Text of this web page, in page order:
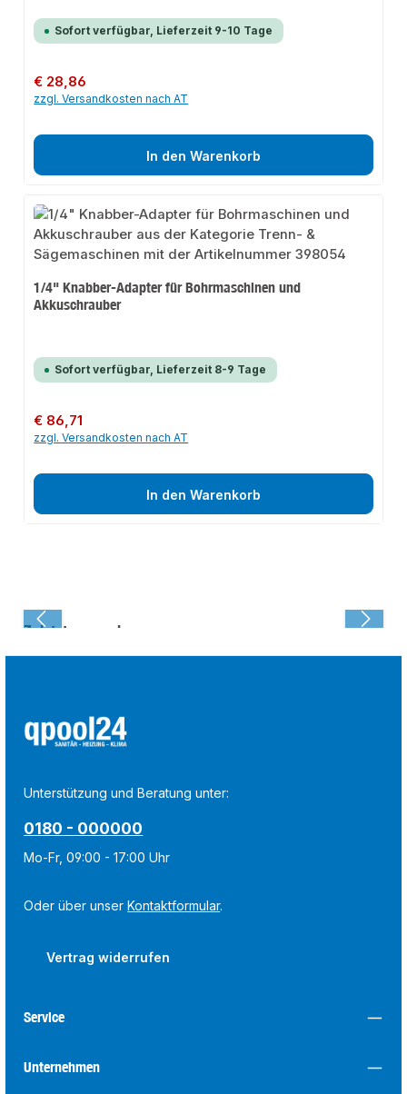
Sofort verfügbar, Lieferzeit 9-10 Tage
Regulärer Preis:
€ 28,86
zzgl. Versandkosten nach AT
In den Warenkorb
1/4" Knabber-Adapter für Bohrmaschinen und
Akkuschrauber
Sofort verfügbar, Lieferzeit 8-9 Tage
Regulärer Preis:
€ 86,71
zzgl. Versandkosten nach AT
In den Warenkorb
Zuletzt angesehen:
Unterstützung und Beratung unter:
0180 - 000000
Mo-Fr, 09:00 - 17:00 Uhr
Oder über unserKontaktformular.
Vertrag widerrufen
Service
Unternehmen